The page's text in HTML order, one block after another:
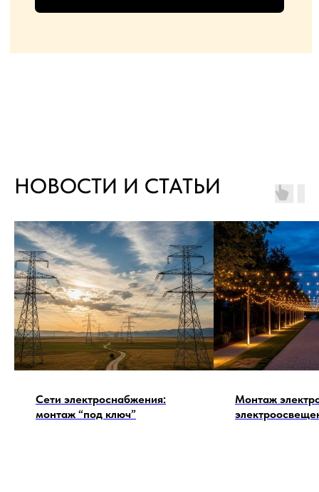
НОВОСТИ И СТАТЬИ
Сети электроснабжения:
монтаж “под ключ”
Монтаж